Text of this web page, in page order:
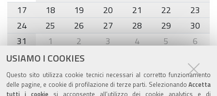
USIAMO I COOKIES
Questo sito utilizza cookie tecnici necessari al corretto funzionamento
delle pagine, e cookie di profilazione di terze parti. Selezionando Accetta
tutti i cookiesi acconsente all’utilizzo dei cookie analytics e di
17
18 19 20 21 22
23
24
25 26 27 28 29
30
31
1 2 3 4 5 6
Agenda eventi